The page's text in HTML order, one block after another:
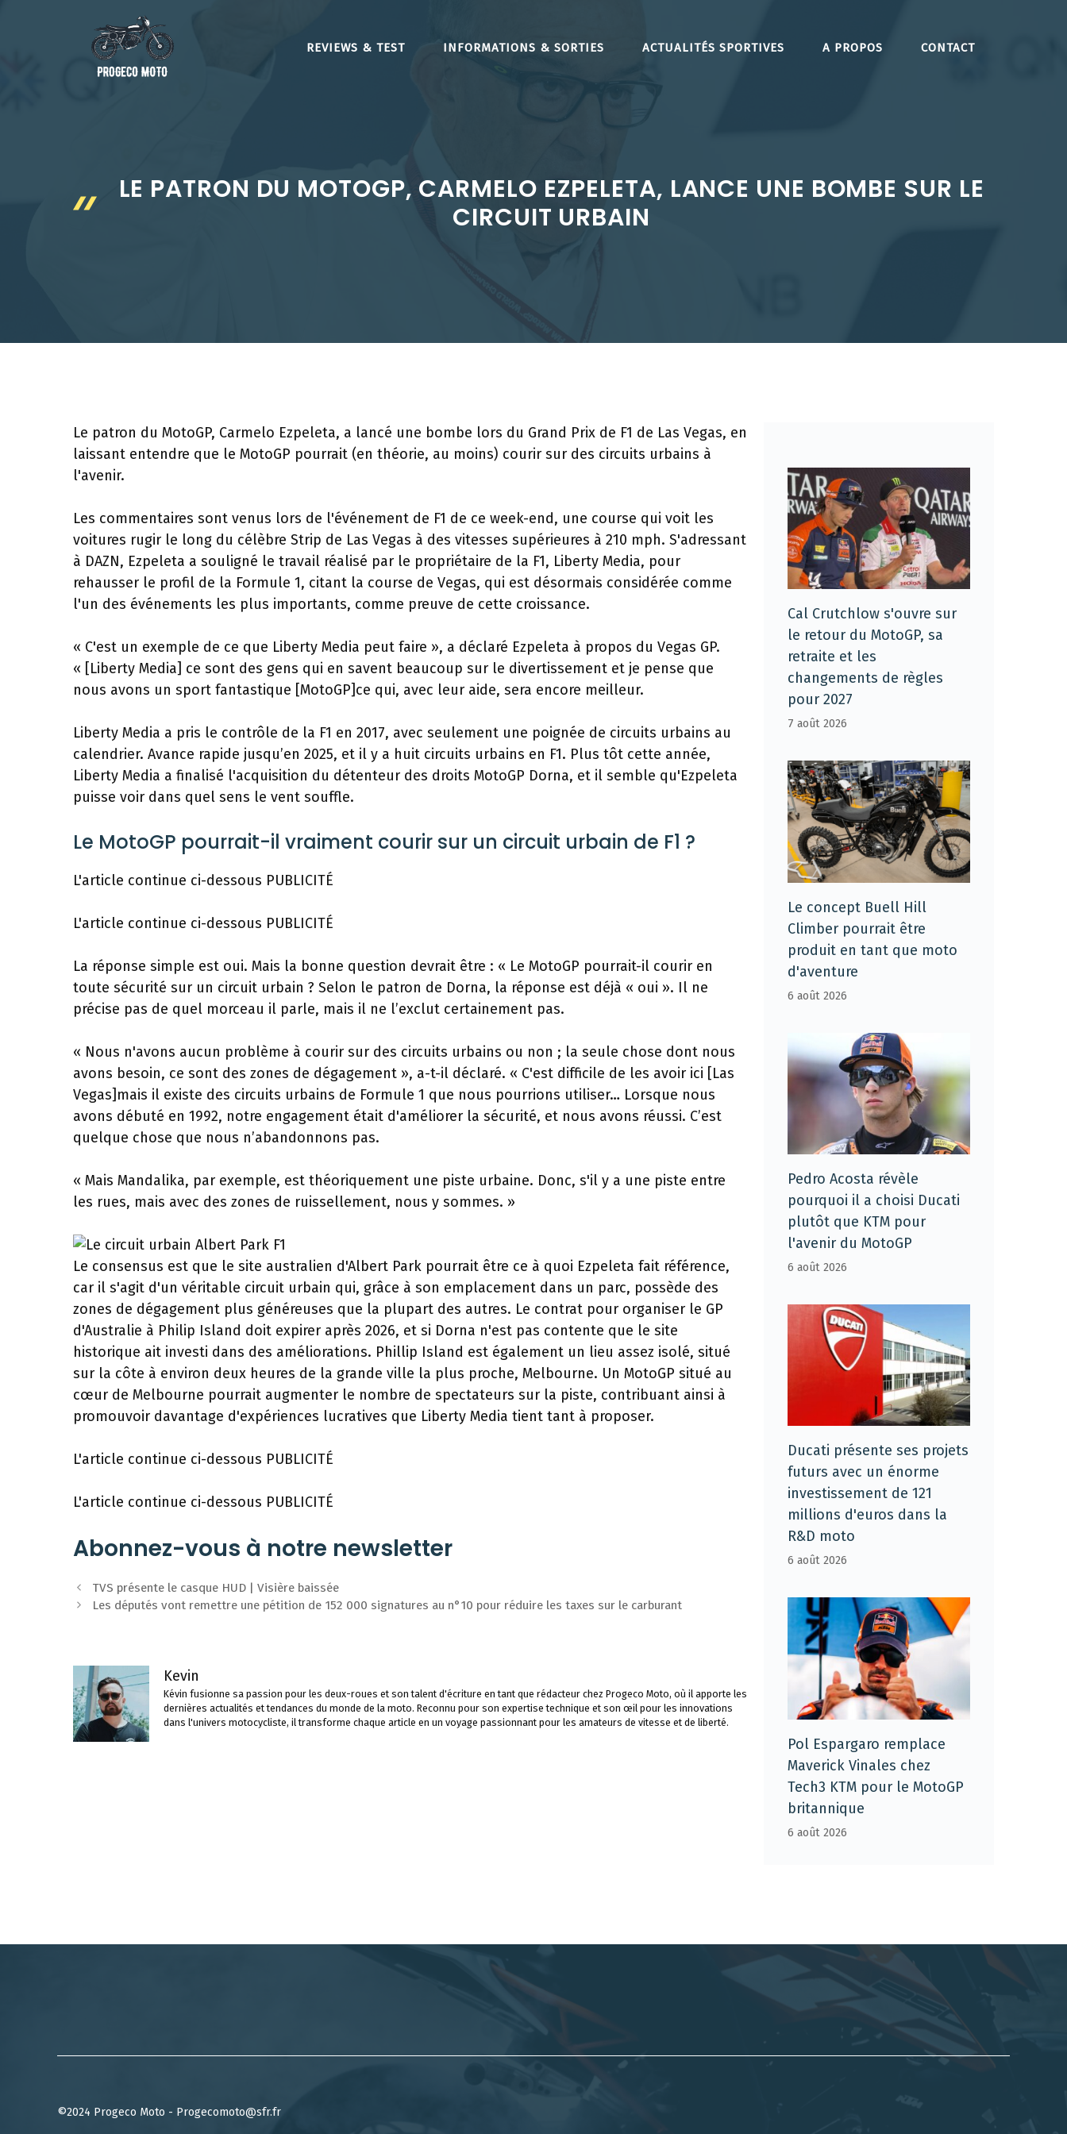
REVIEWS & TEST INFORMATIONS & SORTIES ACTUALITÉS SPORTIVES A PROPOS CONTACT
LE PATRON DU MOTOGP, CARMELO EZPELETA, LANCE UNE BOMBE SUR LE
CIRCUIT URBAIN
Le patron du MotoGP, Carmelo Ezpeleta, a lancé une bombe lors du Grand Prix de F1 de Las Vegas, en
laissant entendre que le MotoGP pourrait (en théorie, au moins) courir sur des circuits urbains à
l'avenir.
Les commentaires sont venus lors de l'événement de F1 de ce week-end, une course qui voit les
voitures rugir le long du célèbre Strip de Las Vegas à des vitesses supérieures à 210 mph. S'adressant
à DAZN, Ezpeleta a souligné le travail réalisé par le propriétaire de la F1, Liberty Media, pour
rehausser le profil de la Formule 1, citant la course de Vegas, qui est désormais considérée comme
l'un des événements les plus importants, comme preuve de cette croissance.
« C'est un exemple de ce que Liberty Media peut faire », a déclaré Ezpeleta à propos du Vegas GP.
« [Liberty Media] ce sont des gens qui en savent beaucoup sur le divertissement et je pense que
nous avons un sport fantastique [MotoGP]ce qui, avec leur aide, sera encore meilleur.
Liberty Media a pris le contrôle de la F1 en 2017, avec seulement une poignée de circuits urbains au
calendrier. Avance rapide jusqu’en 2025, et il y a huit circuits urbains en F1. Plus tôt cette année,
Liberty Media a finalisé l'acquisition du détenteur des droits MotoGP Dorna, et il semble qu'Ezpeleta
puisse voir dans quel sens le vent souffle.
Le MotoGP pourrait-il vraiment courir sur un circuit urbain de F1 ?
L'article continue ci-dessous PUBLICITÉ
L'article continue ci-dessous PUBLICITÉ
La réponse simple est oui. Mais la bonne question devrait être : « Le MotoGP pourrait-il courir en
toute sécurité sur un circuit urbain ? Selon le patron de Dorna, la réponse est déjà « oui ». Il ne
précise pas de quel morceau il parle, mais il ne l’exclut certainement pas.
« Nous n'avons aucun problème à courir sur des circuits urbains ou non ; la seule chose dont nous
avons besoin, ce sont des zones de dégagement », a-t-il déclaré. « C'est difficile de les avoir ici [Las
Vegas]mais il existe des circuits urbains de Formule 1 que nous pourrions utiliser… Lorsque nous
avons débuté en 1992, notre engagement était d'améliorer la sécurité, et nous avons réussi. C’est
quelque chose que nous n’abandonnons pas.
« Mais Mandalika, par exemple, est théoriquement une piste urbaine. Donc, s'il y a une piste entre
les rues, mais avec des zones de ruissellement, nous y sommes. »
Le consensus est que le site australien d'Albert Park pourrait être ce à quoi Ezpeleta fait référence,
car il s'agit d'un véritable circuit urbain qui, grâce à son emplacement dans un parc, possède des
zones de dégagement plus généreuses que la plupart des autres. Le contrat pour organiser le GP
d'Australie à Philip Island doit expirer après 2026, et si Dorna n'est pas contente que le site
historique ait investi dans des améliorations. Phillip Island est également un lieu assez isolé, situé
sur la côte à environ deux heures de la grande ville la plus proche, Melbourne. Un MotoGP situé au
cœur de Melbourne pourrait augmenter le nombre de spectateurs sur la piste, contribuant ainsi à
promouvoir davantage d'expériences lucratives que Liberty Media tient tant à proposer.
L'article continue ci-dessous PUBLICITÉ
L'article continue ci-dessous PUBLICITÉ
Abonnez-vous à notre newsletter
Navigation
des
TVS présente le casque HUD | Visière baissée
Les députés vont remettre une pétition de 152 000 signatures au n°10 pour réduire les taxes sur le carburant
Kevin
Kévin fusionne sa passion pour les deux-roues et son talent d'écriture en tant que rédacteur chez Progeco Moto, où il apporte les
dernières actualités et tendances du monde de la moto. Reconnu pour son expertise technique et son œil pour les innovations
dans l'univers motocycliste, il transforme chaque article en un voyage passionnant pour les amateurs de vitesse et de liberté.
Cal Crutchlow s'ouvre sur
le retour du MotoGP, sa
retraite et les
changements de règles
pour 2027
7 août 2026
Le concept Buell Hill
Climber pourrait être
produit en tant que moto
d'aventure
6 août 2026
Pedro Acosta révèle
pourquoi il a choisi Ducati
plutôt que KTM pour
l'avenir du MotoGP
6 août 2026
Ducati présente ses projets
futurs avec un énorme
investissement de 121
millions d'euros dans la
R&D moto
6 août 2026
Pol Espargaro remplace
Maverick Vinales chez
Tech3 KTM pour le MotoGP
britannique
6 août 2026
©2024 Progeco Moto - Progecomoto@sfr.fr